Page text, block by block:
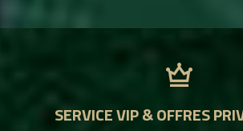
crown
SERVICE VIP & OFFRES